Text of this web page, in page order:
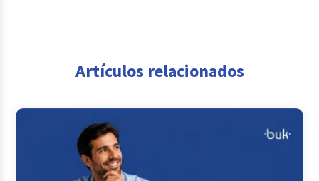
Artículos relacionados